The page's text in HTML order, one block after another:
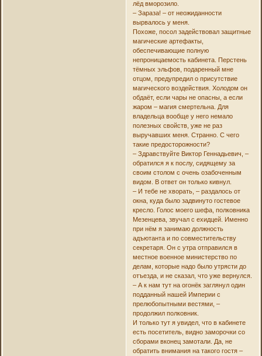
лёд вморозило.
– Зараза! – от неожиданности
вырвалось у меня.
Похоже, посол задействовал защитные
магические артефакты,
обеспечивающие полную
непроницаемость кабинета. Перстень
тёмных эльфов, подаренный мне
отцом, предупредил о присутствие
магического воздействия. Холодом он
обдаёт, если чары не опасны, а если
жаром – магия смертельна. Для
владельца вообще у него немало
полезных свойств, уже не раз
выручавших меня. Странно. С чего
такие предосторожности?
– Здравствуйте Виктор Геннадьевич, –
обратился я к послу, сидящему за
своим столом с очень озабоченным
видом. В ответ он только кивнул.
– И тебе не хворать, – раздалось от
окна, куда было задвинуто гостевое
кресло. Голос моего шефа, полковника
Мезенцева, звучал с ехидцей. Именно
при нём я занимаю должность
адъютанта и по совместительству
секретаря. Он с утра отправился в
местное военное министерство по
делам, которые надо было утрясти до
отъезда, и не сказал, что уже вернулся.
– А к нам тут на огонёк заглянул один
подданный нашей Империи с
прелюбопытными вестями, –
продолжил полковник.
И только тут я увидел, что в кабинете
есть посетитель, видно заморочки со
сборами вконец замотали. Да, не
обратить внимания на такого гостя –